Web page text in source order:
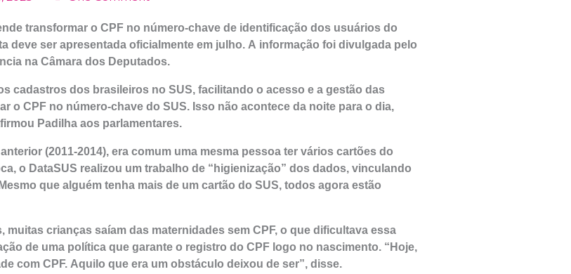
transformar o CPF no número-chave de identificação dos usuários do
deve ser apresentada oficialmente em julho. A informação foi divulgada pelo
na Câmara dos Deputados.
cadastros dos brasileiros no SUS, facilitando o acesso e a gestão das
o CPF no número-chave do SUS. Isso não acontece da noite para o dia,
Padilha aos parlamentares.
(2011-2014), era comum uma mesma pessoa ter vários cartões do
o DataSUS realizou um trabalho de “higienização” dos dados, vinculando
que alguém tenha mais de um cartão do SUS, todos agora estão
muitas crianças saíam das maternidades sem CPF, o que dificultava essa
de uma política que garante o registro do CPF logo no nascimento. “Hoje,
com CPF. Aquilo que era um obstáculo deixou de ser”, disse.